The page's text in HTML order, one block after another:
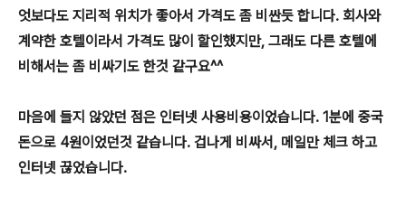
엇보다도 지리적 위치가 좋아서 가격도 좀 비싼듯 합니다. 회사와
계약한 호텔이라서 가격도 많이 할인했지만, 그래도 다른 호텔에
비해서는 좀 비싸기도 한것 같구요^^
마음에 들지 않았던 점은 인터넷 사용비용이었습니다. 1분에 중국
돈으로 4원이었던것 같습니다. 겁나게 비싸서, 메일만 체크 하고
인터넷 끊었습니다.